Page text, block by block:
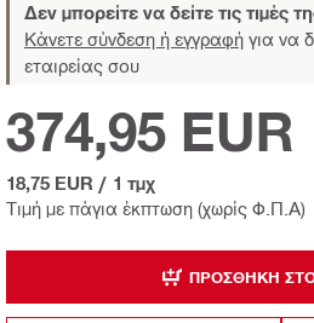
Δεν μπορείτε να δείτε τις τιμές
Κάνετε σύνδεση ή εγγραφή για να
εταιρείας σου
Τιμή με πάγια έκπτωση (χωρίς Φ.Π.Α)
374,95 EUR
18,75 EUR / 1 τμχ
ΠΡΟΣΘΉΚΗ